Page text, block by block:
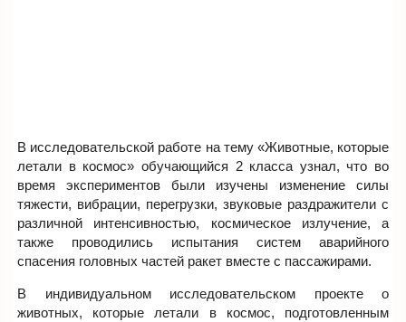
В исследовательской работе на тему «Животные, которые
летали в космос» обучающийся 2 класса узнал, что во
время экспериментов были изучены изменение силы
тяжести, вибрации, перегрузки, звуковые раздражители с
различной интенсивностью, космическое излучение, а
также проводились испытания систем аварийного
спасения головных частей ракет вместе с пассажирами.
В индивидуальном исследовательском проекте о
животных, которые летали в космос, подготовленным